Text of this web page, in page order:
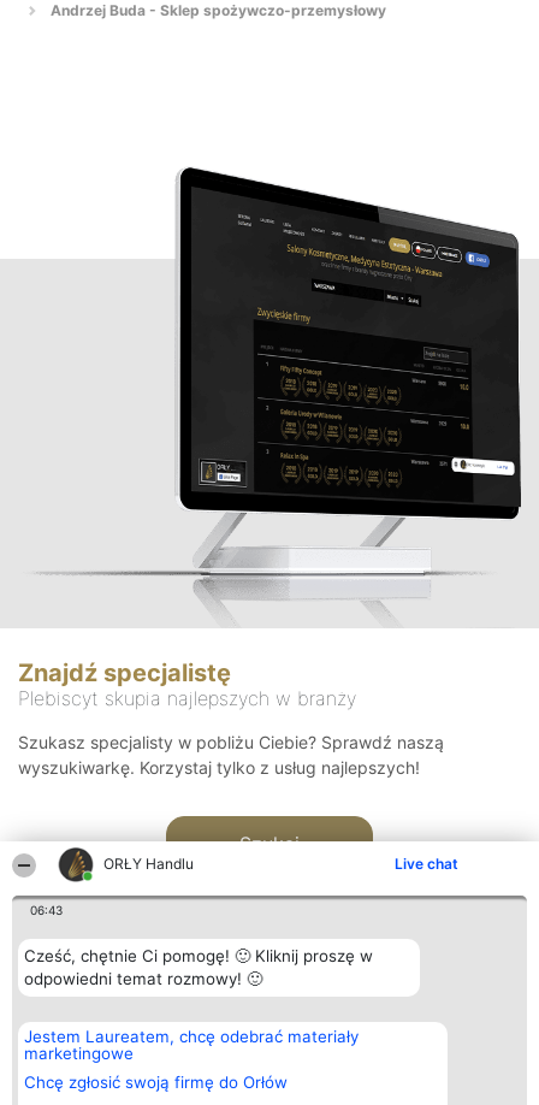
ORŁY Handlu Live chat
06:43
Cześć, chętnie Ci pomogę! 🙂 Kliknij proszę w
odpowiedni temat rozmowy! 🙂
Jestem Laureatem, chcę odebrać materiały
marketingowe
Chcę zgłosić swoją firmę do Orłów
Andrzej Buda - Sklep spożywczo-przemysłowy
Znajdź specjalistę
Plebiscyt skupia najlepszych w branży
Szukasz specjalisty w pobliżu Ciebie? Sprawdź naszą
wyszukiwarkę. Korzystaj tylko z usług najlepszych!
Szukaj
Organizator plebiscytu
Bright Side Solutions sp. z o.
o. sp. k.
ul. Ruska 22
Wrocław 50-079
Plebiscyt
Laureaci
wszystkich
Laureatów
Kontakt
Kontakt